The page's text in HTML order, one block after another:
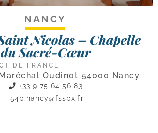
NANCY
Nicolas – Chapelle
du Sacré-Cœur
DE FRANCE
Oudinot 54000 Nancy
+33 9 75 64 56 83
54p.nancy@fsspx.fr